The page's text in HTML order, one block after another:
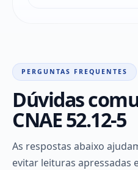
PERGUNTAS FREQUENTES
Dúvidas
CNAE 52.12-5
As respostas abaixo
evitar leituras apressadas